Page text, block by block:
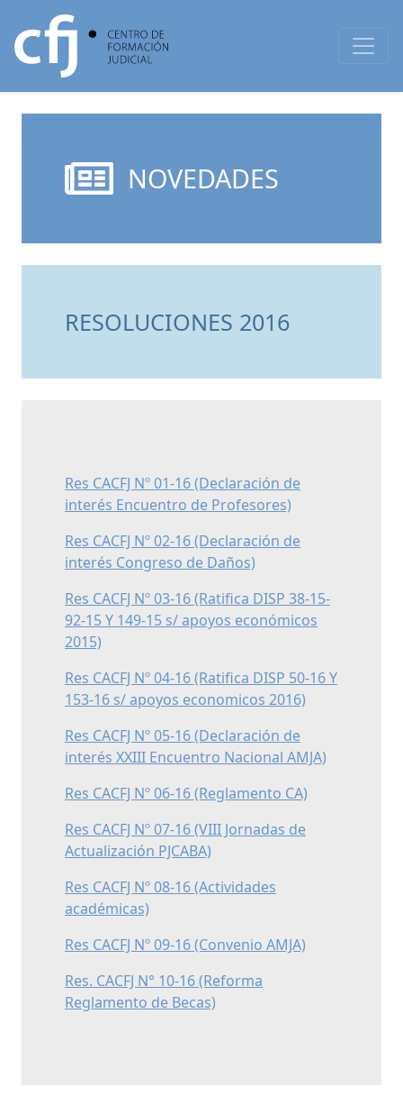
NOVEDADES
RESOLUCIONES 2016
Res CACFJ Nº 01-16 (Declaración de
interés Encuentro de Profesores)
Res CACFJ Nº 02-16 (Declaración de
interés Congreso de Daños)
Res CACFJ Nº 03-16 (Ratifica DISP 38-15-
92-15 Y 149-15 s/ apoyos económicos
2015)
Res CACFJ Nº 04-16 (Ratifica DISP 50-16 Y
153-16 s/ apoyos economicos 2016)
Res CACFJ Nº 05-16 (Declaración de
interés XXIII Encuentro Nacional AMJA)
Res CACFJ Nº 06-16 (Reglamento CA)
Res CACFJ Nº 07-16 (VIII Jornadas de
Actualización PJCABA)
Res CACFJ Nº 08-16 (Actividades
académicas)
Res CACFJ Nº 09-16 (Convenio AMJA)
Res. CACFJ N° 10-16 (Reforma
Reglamento de Becas)